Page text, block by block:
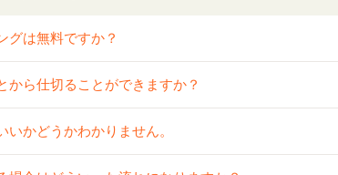
グは無料ですか？
から仕切ることができますか？
いかどうかわかりません。